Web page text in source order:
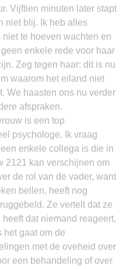
Vijftien minuten later stapt
niet blij. Ik heb alles
niet te hoeven wachten en
enkele rede voor haar
Zeg tegen haar: dit is nu
waarom het eiland niet
We haasten ons nu verder
afspraken.
is een top
psychologe. Ik vraag
enkele collega is die in
2121 kan verschijnen om
de rol van de vader, want
bellen, heeft nog
Ze vertelt dat ze
dat niemand reageert,
het gaat om de
met de oveheid over
een behandeling of over